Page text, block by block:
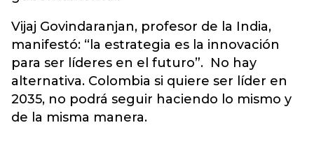
Vijaj Govindaranjan, profesor de la India,
manifestó: “la estrategia es la innovación
para ser líderes en el futuro”. No hay
alternativa. Colombia si quiere ser líder en
2035, no podrá seguir haciendo lo mismo y
de la misma manera.